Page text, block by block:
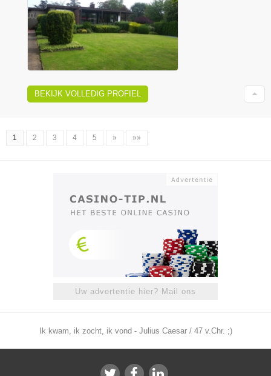
BEKIJK VOLLEDIG PROFIEL
1 2 3 4 5 » »»
Uw advertentie hier? Mail ons
Ik kwam, ik zocht, ik vond - Julius Caesar / 47 v.Chr. ;)